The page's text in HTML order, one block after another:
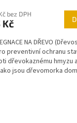
bez DPH
Kč
NA DŘEVO
preventivní ochranu
dřevokaznému hmyzu a
jsou dřevomorka